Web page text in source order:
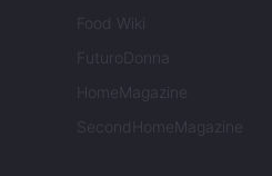
Food Wiki
FuturoDonna
HomeMagazine
SecondHomeMagazine